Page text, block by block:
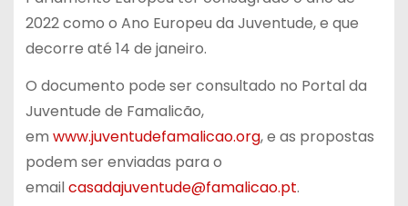
2022 como o Ano Europeu da Juventude, e que
decorre até 14 de janeiro.
O documento pode ser consultado no Portal da
Juventude de Famalicão,
em www.juventudefamalicao.org, e as propostas
podem ser enviadas para o
emailcasadajuventude@famalicao.pt.